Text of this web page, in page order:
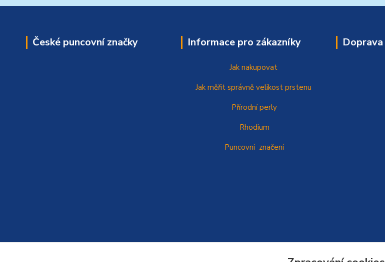
České puncovní značky Informace pro zákazníky
Jak nakupovat
Jak měřit správněvelikost prstenu
Přírodní perly
Rhodium
Puncovní značení
Doprava